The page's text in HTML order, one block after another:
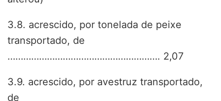
3.8. acrescido, por tonelada de peixe
transportado, de
…………………………………………………. 2,07
3.9. acrescido, por avestruz transportado,
de